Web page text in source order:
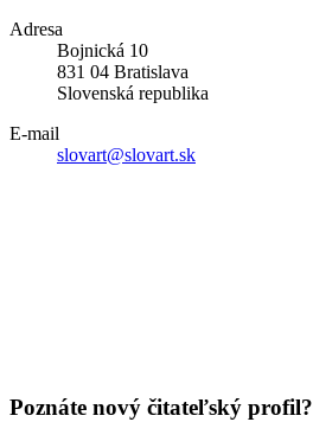
Adresa
Bojnická 10
831 04 Bratislava
Slovenská republika
E-mail
slovart@slovart.sk
Poznáte nový čitateľský profil?